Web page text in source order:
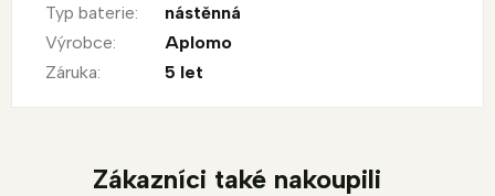
Typ baterie:
nástěnná
Výrobce:
Aplomo
Záruka: 5 let
Zákazníci také nakoupili